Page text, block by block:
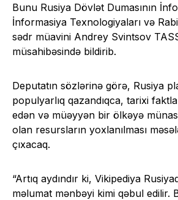
Bunu Rusiya Dövlət Dumasının
İnformasiya Texnologiyaları və
sədr müavini Andrey Svintsov
müsahibəsində bildirib.
Deputatın sözlərinə görə, Rusiya
populyarlıq qazandıqca, tarixi
edən və müəyyən bir ölkəyə
olan resursların yoxlanılması
çıxacaq.
“Artıq aydındır ki, Vikipediya
məlumat mənbəyi kimi qəbul edilir.